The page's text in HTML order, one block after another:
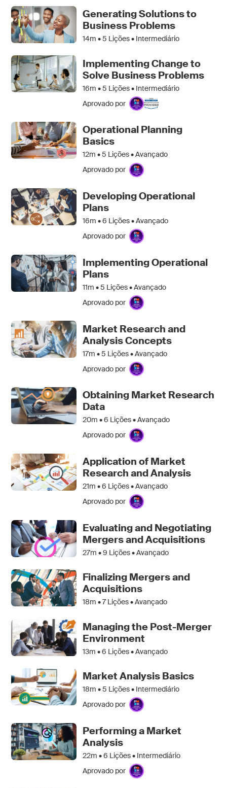
Generating Solutions to
Business Problems
14m •5 Lições • Intermediário
Implementing Change to
Solve Business Problems
16m •5 Lições • Intermediário
Aprovado por
Operational Planning
Basics
12m •5 Lições • Avançado
Aprovado por
Developing Operational
Plans
16m •6 Lições • Avançado
Aprovado por
Implementing Operational
Plans
11m •5 Lições • Avançado
Aprovado por
Market Research and
Analysis Concepts
17m •5 Lições • Avançado
Aprovado por
Obtaining Market Research
Data
20m •6 Lições • Avançado
Aprovado por
Application of Market
Research and Analysis
21m •6 Lições • Avançado
Aprovado por
Evaluating and Negotiating
Mergers and Acquisitions
27m •9 Lições • Avançado
Finalizing Mergers and
Acquisitions
18m •7Lições • Avançado
Managing the Post-Merger
Environment
13m •6 Lições • Avançado
Market Analysis Basics
18m •5 Lições • Intermediário
Aprovado por
Performing a Market
Analysis
22m •6 Lições • Intermediário
Aprovado por